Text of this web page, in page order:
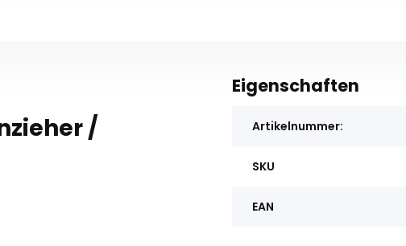
/
Eigenschaften
Artikelnummer:
SKU
EAN